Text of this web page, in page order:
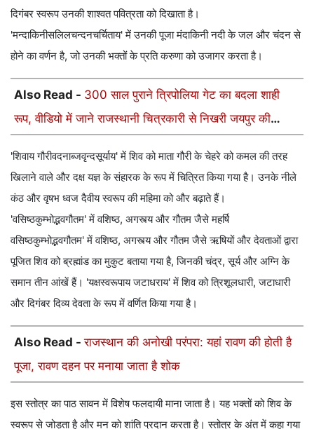
दिगंबर स्वरूप उनकी शाश्वत पवित्रता को दिखाता है।
'मन्दाकिनीसलिलचन्दनचर्चिताय' में उनकी पूजा मंदाकिनी नदी के जल और चंदन से
होने का वर्णन है, जो उनकी भक्तों के प्रति करुणा को उजागर करता है।
Also Read - 300 साल पुराने त्रिपोलिया गेट का बदला शाही
रूप, वीडियो में जाने राजस्थानी चित्रकारी से निखरी जयपुर की
'शिवाय गौरीवदनाब्जवृन्दसूर्याय' में शिव को माता गौरी के चेहरे को कमल की तरह
खिलाने वाले और दक्ष यज्ञ के संहारक के रूप में चित्रित किया गया है। उनके नीले
कंठ और वृषभ ध्वज दैवीय स्वरूप की महिमा को और बढ़ाते हैं।
'वसिष्ठकुम्भोद्भवगौतम' में वशिष्ठ, अगस्त्य और गौतम जैसे महर्षि
वसिष्ठकुम्भोद्भवगौतम' में वशिष्ठ, अगस्त्य और गौतम जैसे ऋषियों और देवताओं द्वारा
पूजित शिव को ब्रह्मांड का मुकुट बताया गया है, जिनकी चंद्र, सूर्य और अग्नि के
समान तीन आंखें हैं। 'यक्षस्वरूपाय जटाधराय' में शिव को त्रिशूलधारी, जटाधारी
और दिगंबर दिव्य देवता के रूप में वर्णित किया गया है।
Also Read -राजस्थान की अनोखी परंपरा: यहां रावण की होती है
पूजा, रावण दहन पर मनाया जाता है शोक
इस स्तोत्र का पाठ सावन में विशेष फलदायी माना जाता है। यह भक्तों को शिव के
स्वरूप से जोड़ता है और मन को शांति प्रदान करता है। स्तोत्र के अंत में कहा गया